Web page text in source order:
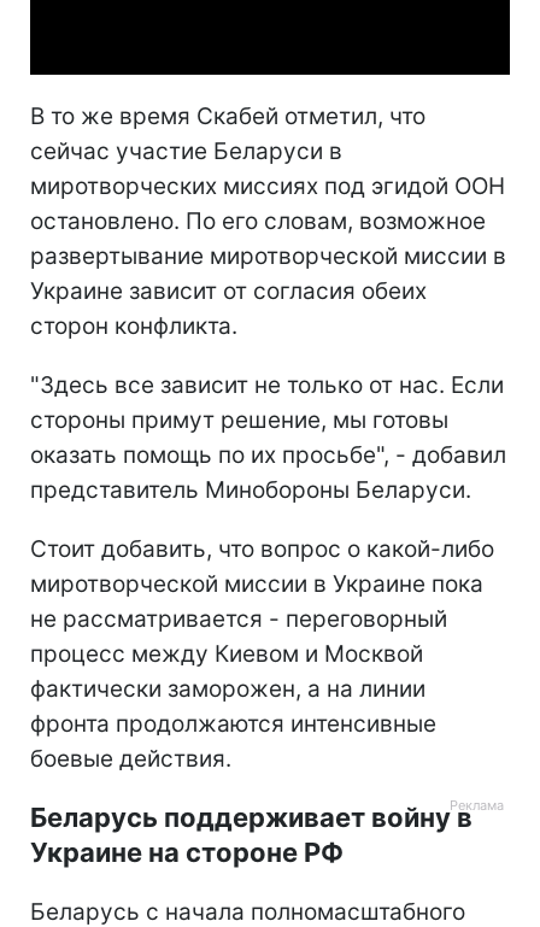
В то же время Скабей отметил, что
сейчас участие Беларуси в
миротворческих миссиях под эгидой ООН
остановлено. По его словам, возможное
развертывание миротворческой миссии в
Украине зависит от согласия обеих
сторон конфликта.
"Здесь все зависит не только от нас. Если
стороны примут решение, мы готовы
оказать помощь по их просьбе", - добавил
представитель Минобороны Беларуси.
Стоит добавить, что вопрос о какой-либо
миротворческой миссии в Украине пока
не рассматривается - переговорный
процесс между Киевом и Москвой
фактически заморожен, а на линии
фронта продолжаются интенсивные
боевые действия.
Беларусь поддерживает войну в
Украине на стороне РФ
Беларусь с начала полномасштабного